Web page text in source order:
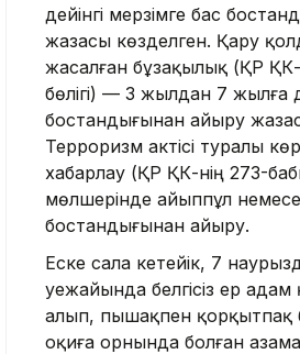
дейінгі мерзімге бас
жазасы көзделген. Қару
жасалған бұзақылық (ҚР
бөлігі) — 3 жылдан 7 жылға
бостандығынан айыру
Терроризм актісі туралы
хабарлау (ҚР ҚК-нің 273-
мөлшерінде айыппұл
бостандығынан айыру.
Еске сала кетейік, 7
әуежайында белгісіз ер адам
алып, пышақпен қорқытпақ
оқиға орнында болған